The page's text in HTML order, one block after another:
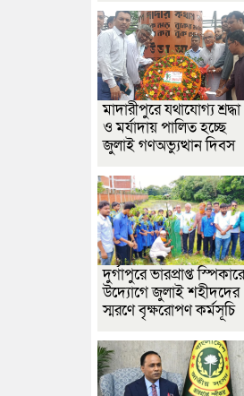
মাদারীপুরে যথাযোগ্য শ্রদ্ধা
ও মর্যাদায় পালিত হচ্ছে
জুলাই গণঅভ্যুত্থান দিবস
দুর্গাপুরে ভারপ্রাপ্ত
উদ্যোগে জুলাই শহীদদের
স্মরণে বৃক্ষরোপণ কর্মসূচি